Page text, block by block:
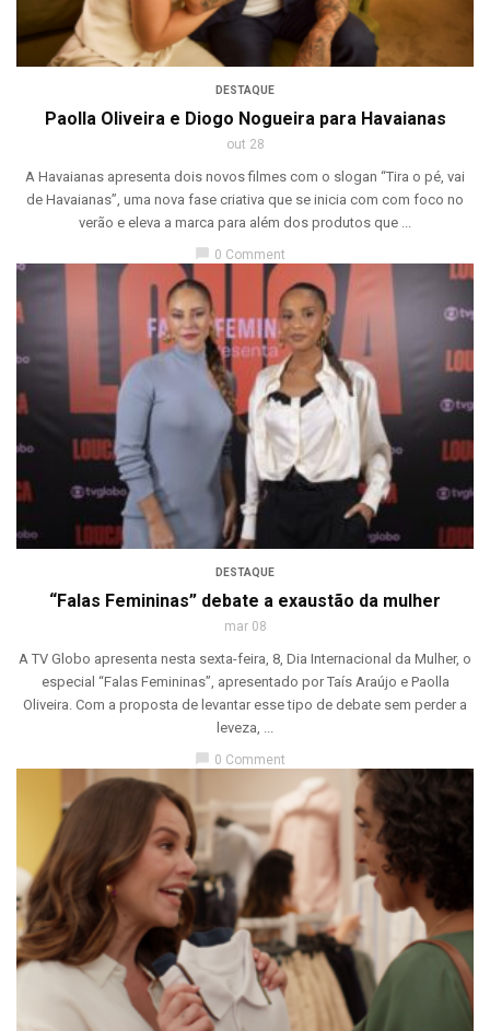
DESTAQUE
Paolla Oliveira e Diogo Nogueira para Havaianas
out 28
A Havaianas apresenta dois novos filmes com o slogan “Tira o pé, vai
de Havaianas”, uma nova fase criativa que se inicia com com foco no
verão e eleva a marca para além dos produtos que ...
0 Comment
DESTAQUE
“Falas Femininas” debate a exaustão da mulher
mar 08
A TV Globo apresenta nesta sexta-feira, 8, Dia Internacional da Mulher, o
especial “Falas Femininas”, apresentado por Taís Araújo e Paolla
Oliveira. Com a proposta de levantar esse tipo de debate sem perder a
leveza, ...
chat_bubble 0 Comment